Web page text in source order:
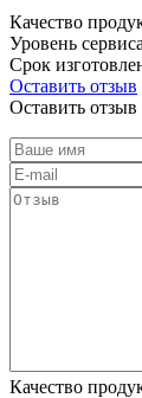
Качество
Уровень сервиса
Срок
Оставить отзыв
Оставить отзыв
Качество